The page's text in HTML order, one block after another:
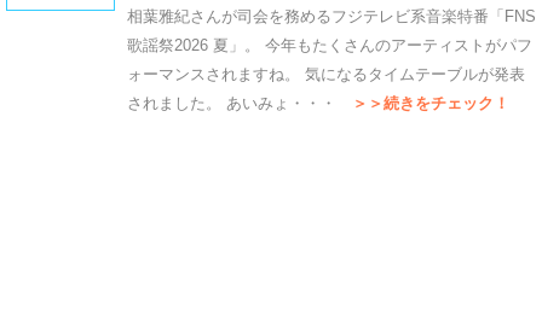
相葉雅紀さんが司会を務めるフジテレビ系音楽特番「FNS
歌謡祭2026 夏」。 今年もたくさんのアーティストがパフ
ォーマンスされますね。 気になるタイムテーブルが発表
されました。 あいみょ・・・
＞＞続きをチェック！